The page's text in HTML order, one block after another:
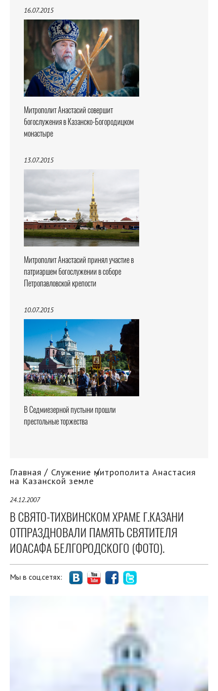
16.07.2015
Митрополит Анастасий совершит
богослужения в Казанско-Богородицком
монастыре
13.07.2015
Митрополит Анастасий принял участие в
патриаршем богослужении в соборе
Петропавловской крепости
10.07.2015
В Седмиезерной пустыни прошли
престольные торжества
Главная Служение митрополита Анастасия
на Казанской земле
24.12.2007
В СВЯТО-ТИХВИНСКОМ ХРАМЕ Г.КАЗАНИ
ОТПРАЗДНОВАЛИ ПАМЯТЬ СВЯТИТЕЛЯ
ИОАСАФА БЕЛГОРОДСКОГО (ФОТО).
Мы в соц.сетях: